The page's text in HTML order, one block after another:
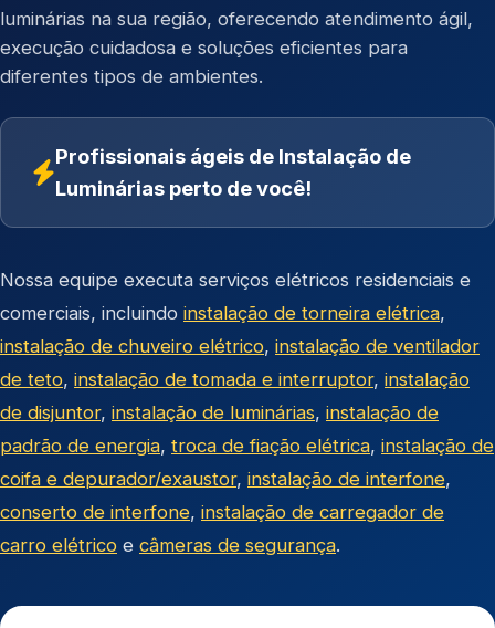
luminárias na sua região, oferecendo atendimento ágil,
execução cuidadosa e soluções eficientes para
diferentes tipos de ambientes.
Profissionais ágeis de Instalação de
Luminárias perto de você!
Nossa equipe executa serviços elétricos residenciais e
comerciais, incluindo instalação de torneira elétrica,
instalação de chuveiro elétrico, instalação de ventilador
de teto, instalação de tomada e interruptor, instalação
de disjuntor, instalação de luminárias, instalação de
padrão de energia, troca de fiação elétrica, instalação de
coifa e depurador/exaustor, instalação de interfone,
conserto de interfone, instalação de carregador de
carro elétrico e câmeras de segurança.